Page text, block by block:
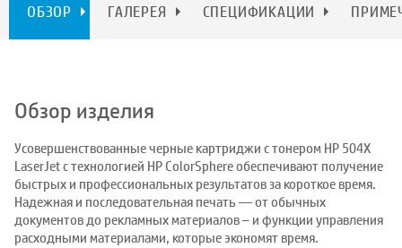
ОБЗОР ГАЛЕРЕЯ СПЕЦИФИКАЦИИ
Обзор изделия
Усовершенствованные черные картриджи с тонером HP 504X
LaserJet с технологией HP ColorSphere обеспечивают получение
быстрых и профессиональных результатов за короткое время.
Надежная и последовательная печать — от обычных
документов до рекламных материалов – и функции управления
расходными материалами, которые экономят время.